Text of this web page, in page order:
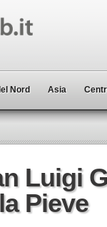
Nord Asia
Luigi
Pieve